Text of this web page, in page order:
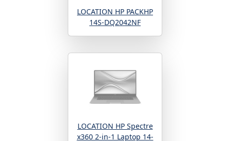
LOCATION HP PACKHP
14S-DQ2042NF
LOCATION HP Spectre
x360 2-in-1 Laptop 14-